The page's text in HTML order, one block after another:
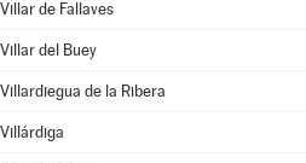
Villar de Fallaves
Villar del Buey
Villardiegua de la Ribera
Villárdiga